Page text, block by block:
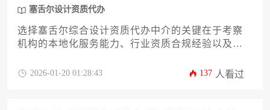
塞舌尔设计资质代办
选择塞舌尔综合设计资质代办中介的关键在于考察
机构的本地化服务能力、行业资质合规经验以及成
和专业团队背景来筛选优质服务商。
2026-01-20 01:28:43 137 人看过